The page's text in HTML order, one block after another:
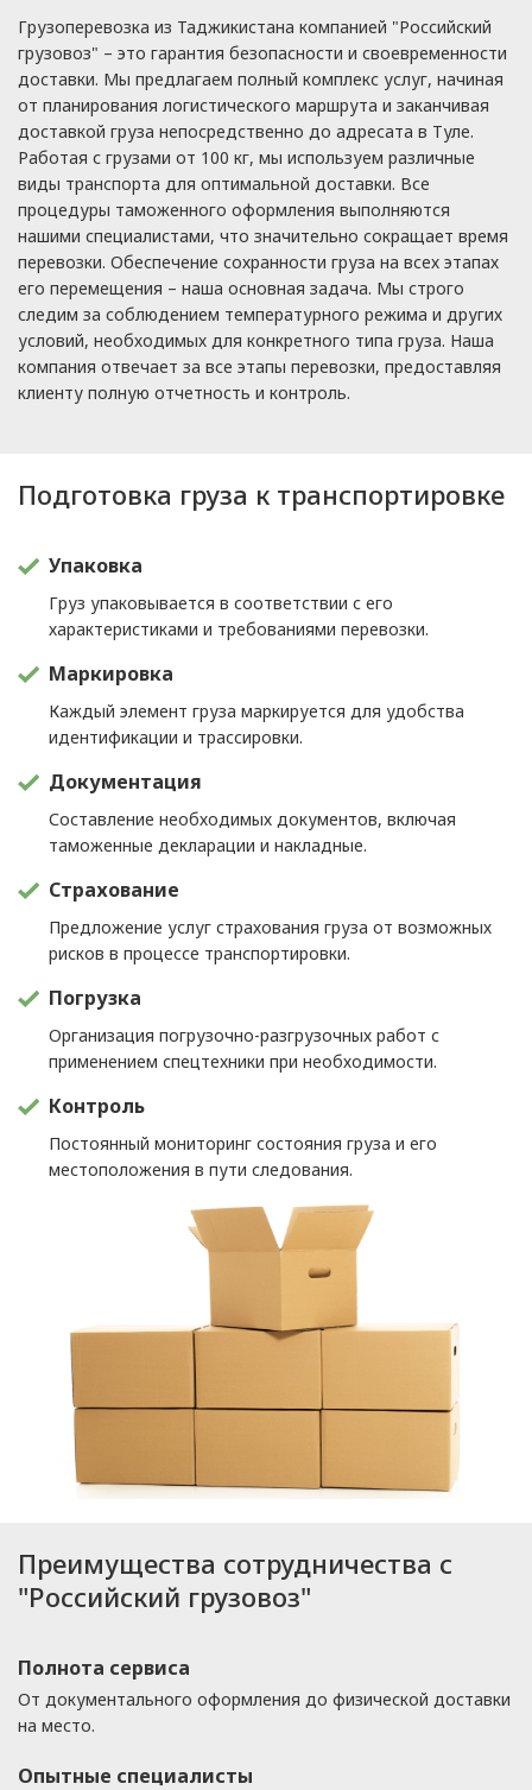
Грузоперевозка из Таджикистана компанией "Российский
грузовоз" – это гарантия безопасности и своевременности
доставки. Мы предлагаем полный комплекс услуг, начиная
от планирования логистического маршрута и заканчивая
доставкой груза непосредственно до адресата в Туле.
Работая с грузами от 100 кг, мы используем различные
виды транспорта для оптимальной доставки. Все
процедуры таможенного оформления выполняются
нашими специалистами, что значительно сокращает время
перевозки. Обеспечение сохранности груза на всех этапах
его перемещения – наша основная задача. Мы строго
следим за соблюдением температурного режима и других
условий, необходимых для конкретного типа груза. Наша
компания отвечает за все этапы перевозки, предоставляя
клиенту полную отчетность и контроль.
Подготовка груза к транспортировке
Упаковка
Груз упаковывается в соответствии с его
характеристиками и требованиями перевозки.
Маркировка
Каждый элемент груза маркируется для удобства
идентификации и трассировки.
Документация
Составление необходимых документов, включая
таможенные декларации и накладные.
Страхование
Предложение услуг страхования груза от возможных
рисков в процессе транспортировки.
Погрузка
Организация погрузочно-разгрузочных работ с
применением спецтехники при необходимости.
Контроль
Постоянный мониторинг состояния груза и его
местоположения в пути следования.
Преимущества сотрудничества с
"Российский грузовоз"
Полнота сервиса
От документального оформления до физической доставки
на место.
Опытные специалисты